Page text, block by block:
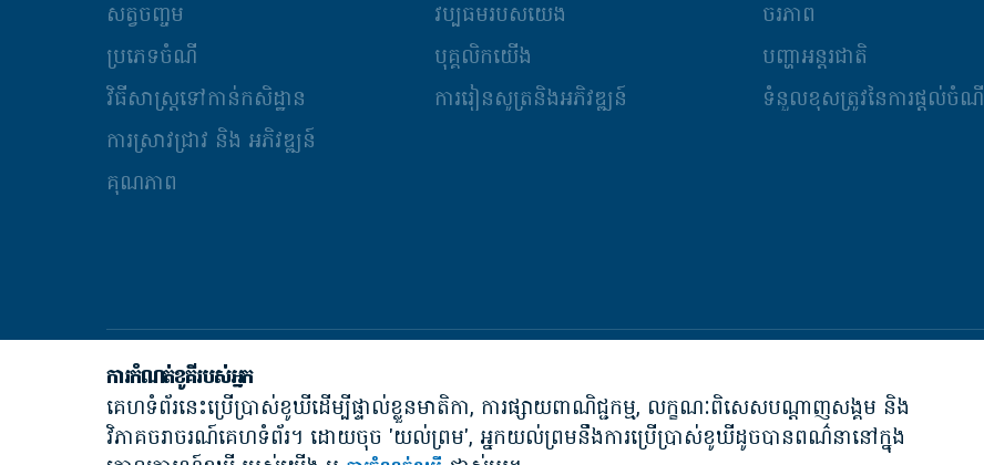
សត្វចិញ្ចឹម
ប្រភេទចំណី
វិធីសាស្រ្តទៅកាន់កសិដ្ឋាន
ការស្រាវជ្រាវ និង​ អភិវឌ្ឍន៍
គុណភាព
វប្បធម៌របស់យើង
បុគ្គលិកយើង
ការរៀនសូត្រនិងអភិវឌ្ឍន៍
ចីរភាព
បញ្ហាអន្តរជាតិ
ទំនួលខុសត្រូវនៃការផ្តល់ចំណី
ការកំណត់ខូគីរបស់អ្នក
គេហទំព័រនេះប្រើប្រាស់ខូឃីដើម្បីផ្ទាល់ខ្លួនមាតិកា, ការផ្សាយពាណិជ្ជកម្ម, លក្ខណៈពិសេសបណ្តាញសង្គម និង
វិភាគចរាចរណ៍គេហទំព័រ។ ដោយចុច 'យល់ព្រម', អ្នកយល់ព្រមនឹងការប្រើប្រាស់ខូឃីដូចបានពណ៌នានៅក្នុង